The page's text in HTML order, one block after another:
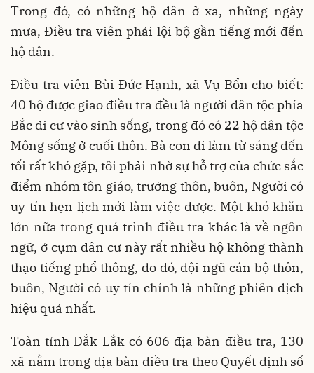
Trong đó, có những hộ dân ở xa, những ngày
mưa, Điều tra viên phải lội bộ gần tiếng mới đến
hộ dân.
Điều tra viên Bùi Đức Hạnh, xã Vụ Bổn cho biết:
40 hộ được giao điều tra đều là người dân tộc phía
Bắc di cư vào sinh sống, trong đó có 22 hộ dân tộc
Mông sống ở cuối thôn. Bà con đi làm từ sáng đến
tối rất khó gặp, tôi phải nhờ sự hỗ trợ của chức sắc
điểm nhóm tôn giáo, trưởng thôn, buôn, Người có
uy tín hẹn lịch mới làm việc được. Một khó khăn
lớn nữa trong quá trình điều tra khác là về ngôn
ngữ, ở cụm dân cư này rất nhiều hộ không thành
thạo tiếng phổ thông, do đó, đội ngũ cán bộ thôn,
buôn, Người có uy tín chính là những phiên dịch
hiệu quả nhất.
Toàn tỉnh Đắk Lắk có 606 địa bàn điều tra, 130
xã nằm trong địa bàn điều tra theo Quyết định số